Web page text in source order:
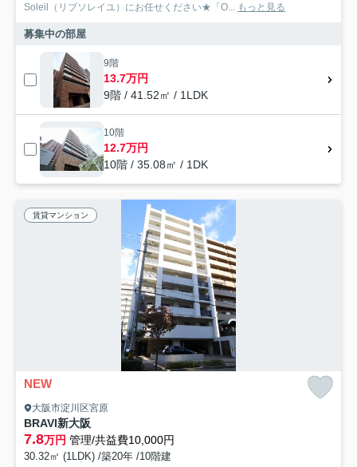
Soleil（リブソレイユ）にお任せください★「O... もっと見る
募集中の部屋
9階
13.7万円
9階 / 41.52㎡ / 1LDK
10階
12.7万円
10階 / 35.08㎡ / 1DK
賃貸マンション
NEW
大阪市淀川区宮原
BRAVI新大阪
7.8万円 管理/共益費10,000円
30.32㎡ (1LDK) /築20年 /10階建